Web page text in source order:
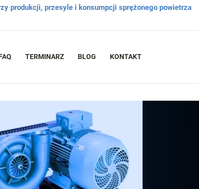
produkcji, przesyle i konsumpcji sprężonego powietrza
TERMINARZ BLOG KONTAKT